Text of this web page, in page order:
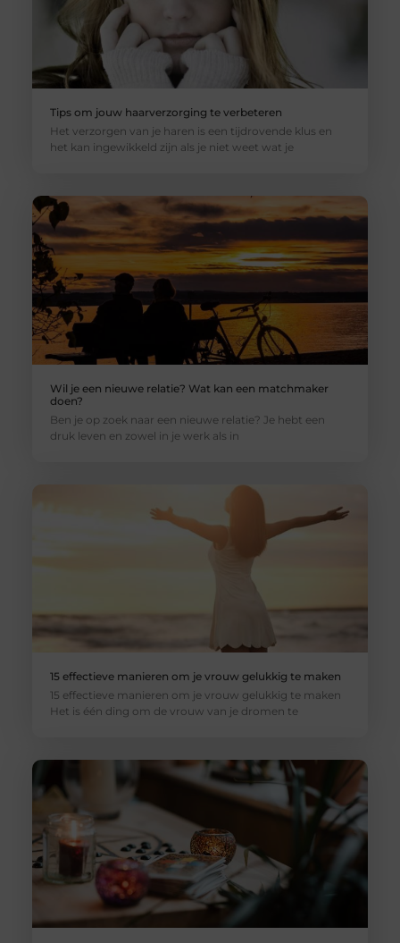
Tips om jouw haarverzorging te verbeteren
Het verzorgen van je haren is een tijdrovende klus en
het kan ingewikkeld zijn als je niet weet wat je
Wil je een nieuwe relatie? Wat kan een matchmaker
doen?
Ben je op zoek naar een nieuwe relatie? Je hebt een
druk leven en zowel in je werk als in
15 effectieve manieren om je vrouw gelukkig te maken
15 effectieve manieren om je vrouw gelukkig te maken
Het is één ding om de vrouw van je dromen te